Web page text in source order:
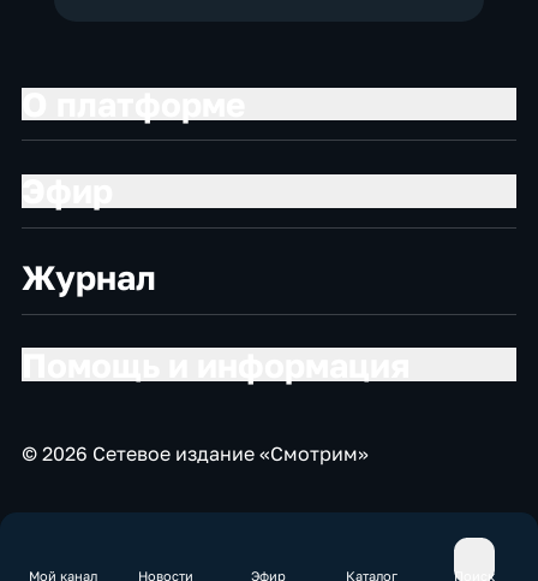
Мой канал Новости Эфир Каталог Поиск
Журнал
© 2026 Сетевое издание «Смотрим»